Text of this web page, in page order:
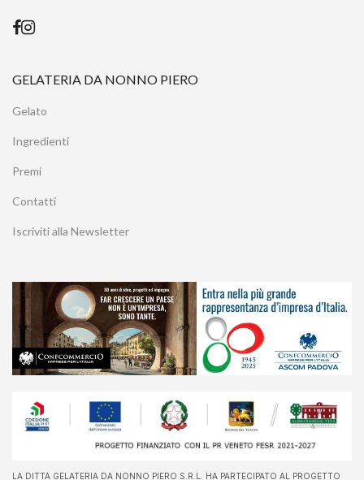
GELATERIA DA NONNO PIERO
Gelato
Ingredienti
Premi
Contatti
Iscriviti alla Newsletter
LA DITTA GELATERIA DA NONNO PIERO S.R.L. HA PARTECIPATO AL PROGETTO